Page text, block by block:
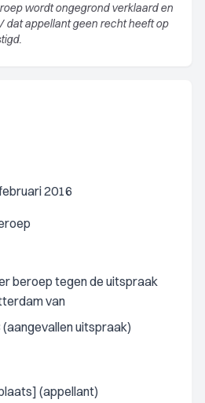
wordt ongegrond verklaard en
dat appellant geen recht heeft op
2016
beroep tegen de uitspraak
van
uitspraak)
(appellant)